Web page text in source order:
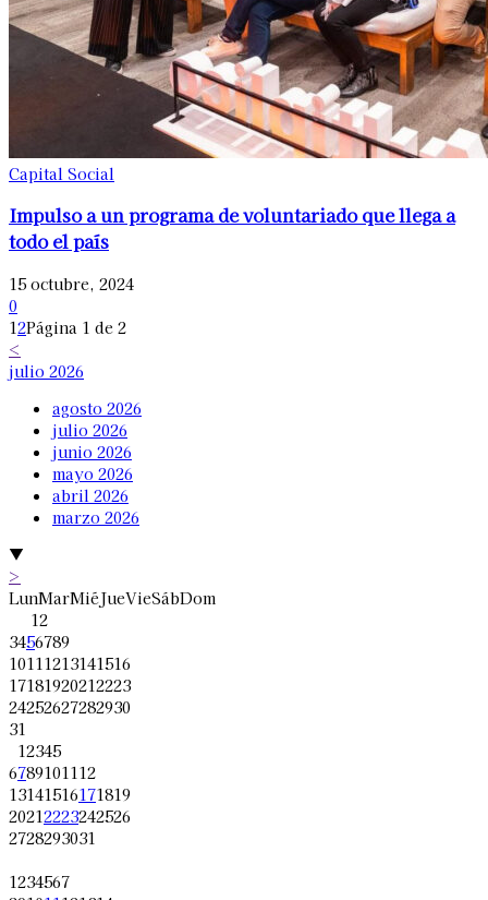
Capital Social
Impulso a un programa de voluntariado que llega a
todo el país
15 octubre, 2024
0
12Página 1 de 2
<
julio 2026
agosto 2026
julio 2026
junio 2026
mayo 2026
abril 2026
marzo 2026
▼
>
LunMarMiéJueVieSábDom
12
3456789
10111213141516
17181920212223
24252627282930
31
12345
6789101112
13141516171819
20212223242526
2728293031
1234567